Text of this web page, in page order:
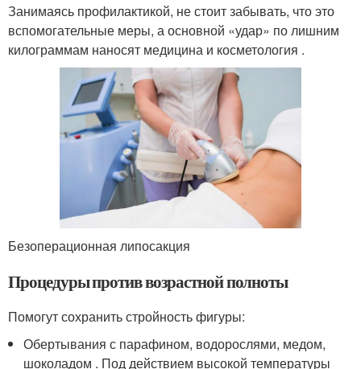
Занимаясь профилактикой, не стоит забывать, что это
вспомогательные меры, а основной «удар» по лишним
килограммам наносят медицина и косметология .
Безоперационная липосакция
Процедуры против возрастной полноты
Помогут сохранить стройность фигуры:
Обертывания с парафином, водорослями, медом,
шоколадом . Под действием высокой температуры